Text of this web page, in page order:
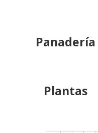
Panadería
Plantas